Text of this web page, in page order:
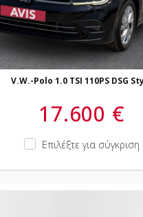
V.W.-Polo 1.0 TSI 110PS DSG
17.600 €
Επιλέξτε για σύγκριση